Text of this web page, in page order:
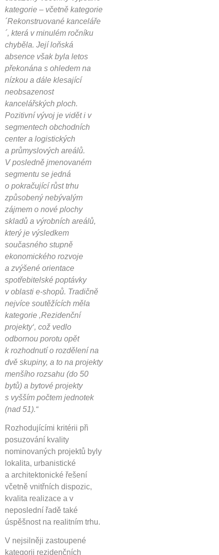
kategorie – včetně kategorie
´Rekonstruované kanceláře
´, která v minulém ročníku
chyběla. Její loňská
absence však byla letos
překonána s ohledem na
nízkou a dále klesající
neobsazenost
kancelářských ploch.
Pozitivní vývoj je vidět i v
segmentech obchodních
center a logistických
a průmyslových areálů.
V posledně jmenovaném
segmentu se jedná
o pokračující růst trhu
způsobený nebývalým
zájmem o nové plochy
skladů a výrobních areálů,
který je výsledkem
současného stupně
ekonomického rozvoje
a zvýšené orientace
spotřebitelské poptávky
v oblasti e-shopů. Tradičně
nejvíce soutěžících měla
kategorie ‚Rezidenční
projekty‘, což vedlo
odbornou porotu opět
k rozhodnutí o rozdělení na
dvě skupiny, a to na projekty
menšího rozsahu (do 50
bytů) a bytové projekty
s vyšším počtem jednotek
(nad 51).“
Rozhodujícími kritérii při
posuzování kvality
nominovaných projektů byly
lokalita, urbanistické
a architektonické řešení
včetně vnitřních dispozic,
kvalita realizace a v
neposlední řadě také
úspěšnost na realitním trhu.
V nejsilněji zastoupené
kategorii rezidenčních